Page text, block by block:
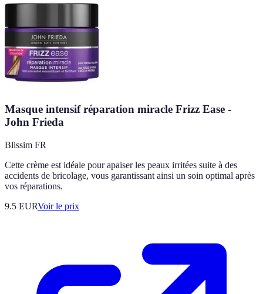
Masque intensif réparation miracle Frizz Ease -
John Frieda
Blissim FR
Cette crème est idéale pour apaiser les peaux irritées suite à des
accidents de bricolage, vous garantissant ainsi un soin optimal après
vos réparations.
9.5 EURVoir le prix